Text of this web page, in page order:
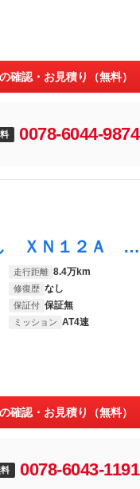
確認・お見積り（無料）
0078-6044-9874
ＭＩＮＩ メイフェア１．３ｉＡＵＴＯ 修復歴無し ＸＮ１２Ａ オーバーフェンダー １０インチスピードスターマーク２アルミ フェンダーミラー
走行距離 8.4万km
修復歴 なし
保証付 保証無
ミッション AT4速
確認・お見積り（無料）
0078-6043-1191